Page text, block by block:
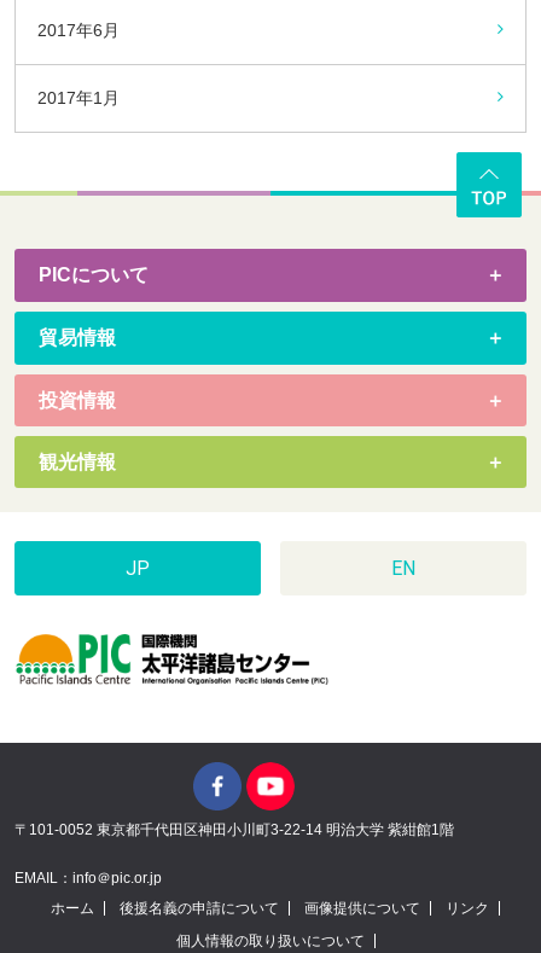
2017年6月
2017年1月
PICについて
貿易情報
投資情報
観光情報
JP EN
〒101-0052 東京都千代田区神田小川町3-22-14 明治大学 紫紺館1階
EMAIL：info＠pic.or.jp
ホーム
後援名義の申請について 画像提供について
リンク
個人情報の取り扱いについて